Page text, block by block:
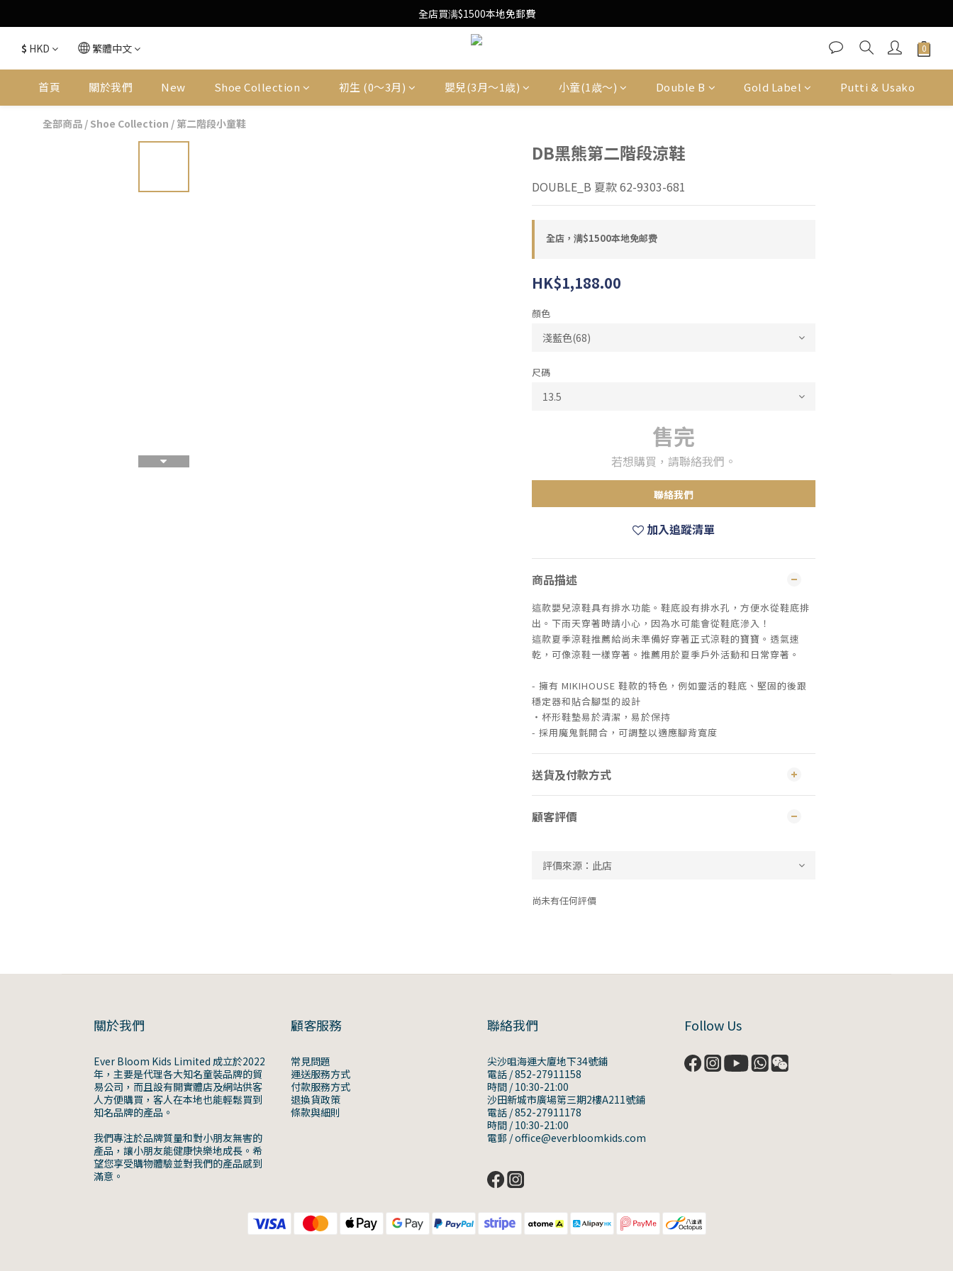
Free Local Shipping Upon $1500 purchase
全店買满$1500本地免郵費
Free Local Shipping Upon $1500 purchase
$ HKD 繁體中文
首頁 關於我們 New Shoe Collection 初生 (0〜3月) 嬰兒(3月〜1歳) 小童(1歳〜) Double B Gold Label Putti & Usako
全部商品 / Shoe Collection / 第二階段小童鞋
DB黑熊第二階段涼鞋
DOUBLE_B 夏款 62-9303-681
全店，满$1500本地免邮费
HK$1,188.00
顏色
尺碼
售完
若想購買，請聯絡我們。
聯絡我們
加入追蹤清單
商品描述
這款嬰兒涼鞋具有排水功能。鞋底設有排水孔，方便水從鞋底排
出。下雨天穿著時請小心，因為水可能會從鞋底滲入！
這款夏季涼鞋推薦給尚未準備好穿著正式涼鞋的寶寶。透氣速
乾，可像涼鞋一樣穿著。推薦用於夏季戶外活動和日常穿著。
- 擁有 MIKIHOUSE 鞋款的特色，例如靈活的鞋底、堅固的後跟
穩定器和貼合腳型的設計
・杯形鞋墊易於清潔，易於保持
- 採用魔鬼氈開合，可調整以適應腳背寬度
送貨及付款方式
顧客評價
尚未有任何評價
關於我們
Ever Bloom Kids Limited 成立於2022
年，主要是代理各大知名童裝品牌的貿
易公司，而且設有開實體店及網站供客
人方便購買，客人在本地也能輕鬆買到
知名品牌的產品。
我們專注於品牌質量和對小朋友無害的
產品，讓小朋友能健康快樂地成長。希
望您享受購物體驗並對我們的產品感到
滿意。
顧客服務
常見問題
運送服務方式
付款服務方式
退換貨政策
條款與細則
聯絡我們
尖沙咀海運大廈地下34號鋪
電話 / 852-27911158
時間 / 10:30-21:00
沙田新城市廣場第三期2樓A211號鋪
電話 / 852-27911178
時間 / 10:30-21:00
電郵 / office@everbloomkids.com
Follow Us